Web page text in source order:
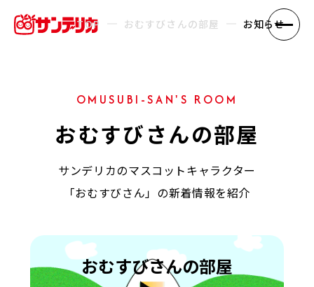
OMUSUBI-SAN'S ROOM
おむすびさんの部屋
サンデリカのマスコットキャラクター
「おむすびさん」の新着情報を紹介
TOP おむすびさんの部屋 お知らせ
おむすびさんの部屋